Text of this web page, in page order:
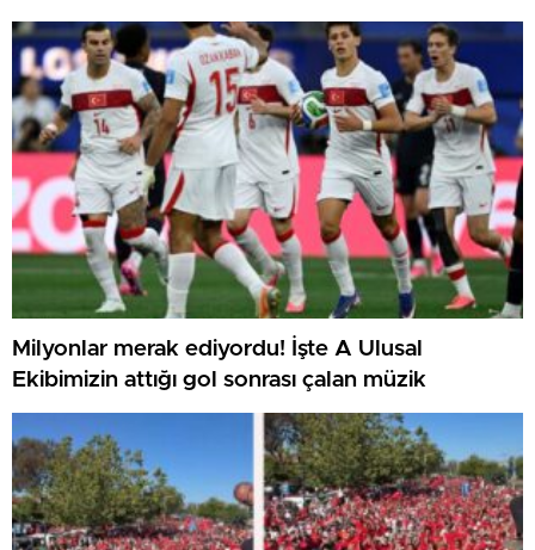
Milyonlar merak ediyordu! İşte A Ulusal
Ekibimizin attığı gol sonrası çalan müzik